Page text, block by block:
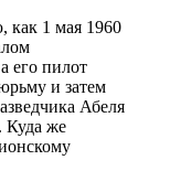
1 мая 1960
его пилот
и затем
Абеля
Куда же